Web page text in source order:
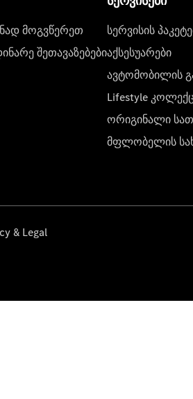
მოგვწერეთ
შეთავაზებები
სერვისის
აქსესუარები
ავტომობილის
Lifestyle
ორიგინალი
მფლობელის
& Legal